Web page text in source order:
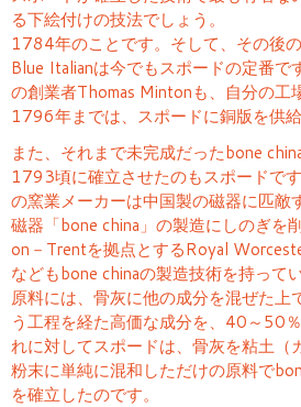
る下絵付けの技法でしょう。
1784年のことです。そして、その後
Blue Italianは今でもスポードの定番で
の創業者Thomas Mintonも、自分の工
1796年までは、スポードに銅版を供給
また、それまで未完成だったbone
1793頃に確立させたのもスポードで
の窯業メーカーは中国製の磁器に匹敵
磁器「bone china」の製造にしのぎを
on－Trentを拠点とするRoyal
などもbone chinaの製造技術を持って
原料には、骨灰に他の成分を混ぜた上
う工程を経た高価な成分を、40～50
れに対してスポードは、骨灰を粘土（
粉末に単純に混和しただけの原料で
を確立したのです。